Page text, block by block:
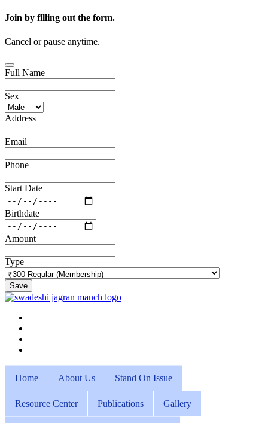
Join by filling out the form.
Cancel or pause anytime.
Full Name
Sex
Address
Email
Phone
Start Date
Birthdate
Amount
Type
Save
Home About Us Stand On Issue
Resource Center Publications Gallery